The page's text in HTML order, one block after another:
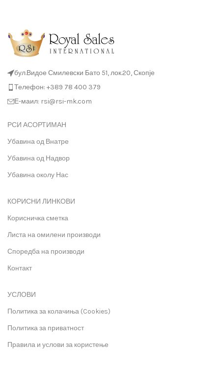
бул.Видое Смилевски Бато 51, лок.20, Скопје
Телефон: +389 78 400 379
Е-маил: rsi@rsi-mk.com
РСИ АСОРТИМАН
Убавина од Внатре
Убавина од Надвор
Убавина околу Нас
КОРИСНИ ЛИНКОВИ
Корисничка сметка
Листа на омилени производи
Споредба на производи
Контакт
УСЛОВИ
Политика за колачиња (Cookies)
Политика за приватност
Правила и услови за користење